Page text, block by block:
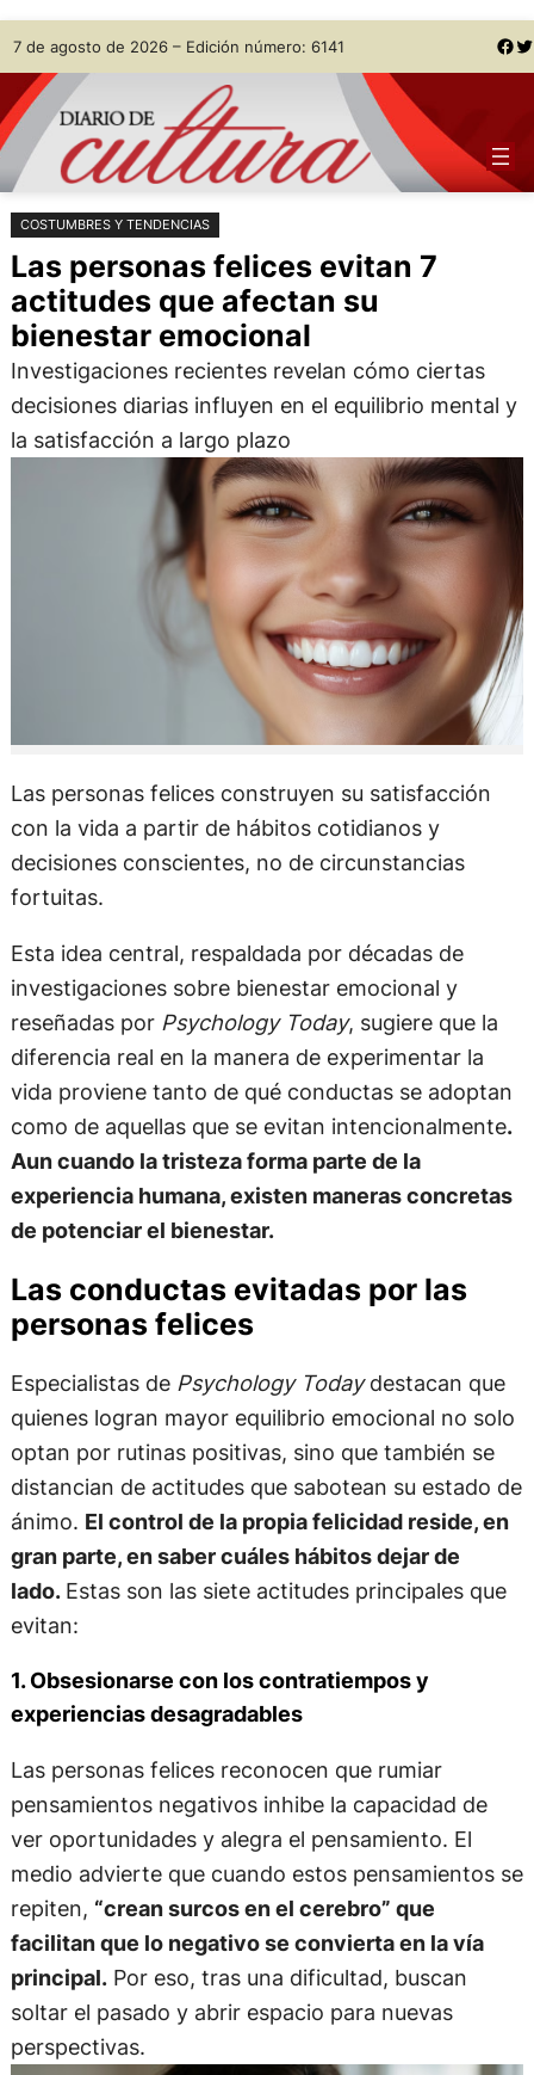
Saltar
al
contenido
Skip
to
content
7 de agosto de 2026 – Edición número: 6141 Facebook Twitter
COSTUMBRES Y TENDENCIAS
Las personas felices evitan 7
actitudes que afectan su
bienestar emocional
Investigaciones recientes revelan cómo ciertas
decisiones diarias influyen en el equilibrio mental y
la satisfacción a largo plazo
Las personas felices construyen su satisfacción
con la vida a partir de hábitos cotidianos y
decisiones conscientes, no de circunstancias
fortuitas.
Esta idea central, respaldada por décadas de
investigaciones sobre bienestar emocional y
reseñadas por Psychology Today, sugiere que la
diferencia real en la manera de experimentar la
vida proviene tanto de qué conductas se adoptan
como de aquellas que se evitan intencionalmente.
Aun cuando la tristeza forma parte de la
experiencia humana, existen maneras concretas
de potenciar el bienestar.
Las conductas evitadas por las
personas felices
Especialistas de Psychology Todaydestacan que
quienes logran mayor equilibrio emocional no solo
optan por rutinas positivas, sino que también se
distancian de actitudes que sabotean su estado de
ánimo. El control de la propia felicidad reside, en
gran parte, en saber cuáles hábitos dejar de
lado. Estas son las siete actitudes principales que
evitan:
1. Obsesionarse con los contratiempos y
experiencias desagradables
Las personas felices reconocen que rumiar
pensamientos negativos inhibe la capacidad de
ver oportunidades y alegra el pensamiento. El
medio advierte que cuando estos pensamientos se
repiten, “crean surcos en el cerebro” que
facilitan que lo negativo se convierta en la vía
principal.Por eso, tras una dificultad, buscan
soltar el pasado y abrir espacio para nuevas
perspectivas.